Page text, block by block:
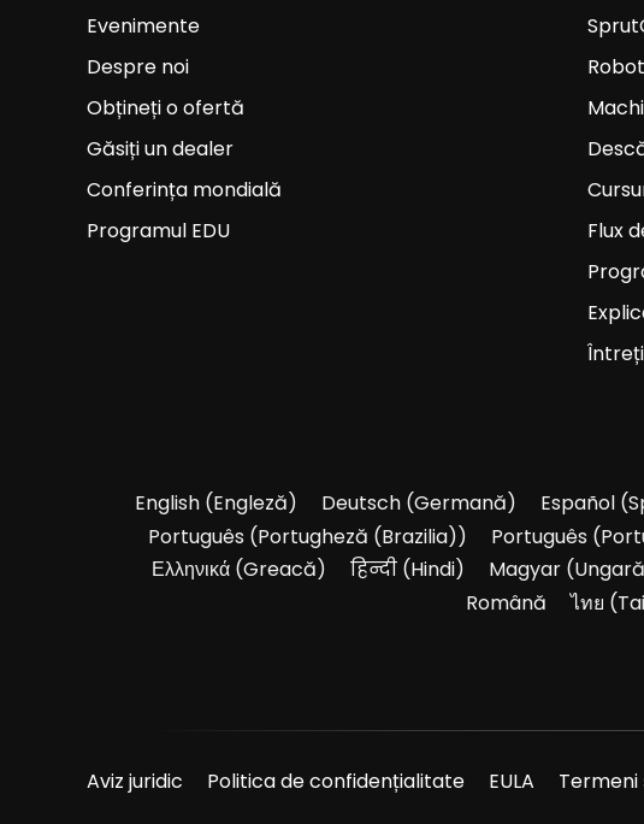
Evenimente
Despre noi
Obțineți o ofertă
Găsiți un dealer
Conferința mondială
Programul EDU
Flux
English (Engleză) Deutsch (Germană) Español (
Português (Portugheză (Brazilia)) Português (
Ελληνικά(Greacă) हिन्दी(Hindi) Magyar(Ungară
Română
ไทย (
Aviz juridic Politica de confidențialitate EULA Termeni